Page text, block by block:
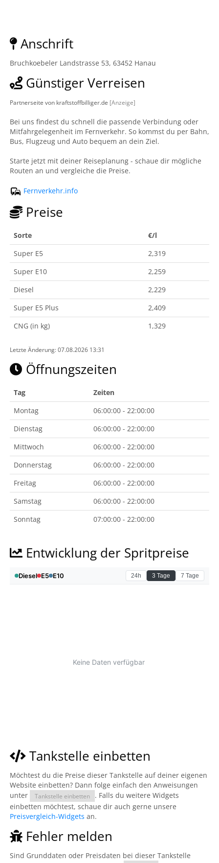
Anschrift
Bruchkoebeler Landstrasse 53, 63452 Hanau
Günstiger Verreisen
Partnerseite von kraftstoffbilliger.de [Anzeige]
Bei uns findest du schnell die passende Verbindung oder
Mitfahrgelegenheit im Fernverkehr. So kommst du per Bahn,
Bus, Flugzeug und Auto bequem an dein Ziel.
Starte jetzt mit deiner Reiseplanung - schaue dir mögliche
Routen an und vergleiche die Preise.
Fernverkehr.info
Preise
Sorte
€/l
Super E5
2,319
Super E10
2,259
Diesel
2,229
Super E5 Plus
2,409
CNG (in kg)
1,329
Letzte Änderung: 07.08.2026 13:31
Öffnungszeiten
Tag
Zeiten
Montag
06:00:00 - 22:00:00
Dienstag
06:00:00 - 22:00:00
Mittwoch
06:00:00 - 22:00:00
Donnerstag
06:00:00 - 22:00:00
Freitag
06:00:00 - 22:00:00
Samstag
06:00:00 - 22:00:00
Sonntag
07:00:00 - 22:00:00
Entwicklung der Spritpreise
Tankstelle einbetten
Möchtest du die Preise dieser Tankstelle auf deiner eigenen
Website einbetten? Dann folge einfach den Anweisungen
unter
Tankstelle einbetten
. Falls du weitere Widgets
einbetten möchtest, schaue dir auch gerne unsere
Preisvergleich-Widgets an.
Fehler melden
Sind Grunddaten oder Preisdaten bei dieser Tankstelle